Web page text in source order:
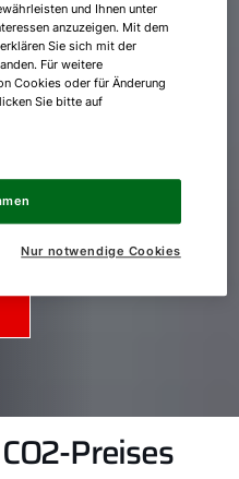
Stromverbrauch, die
weitere wichtige
Preises
und Ihnen unter
anzuzeigen. Mit dem
Sie sich mit der
Für weitere
Cookies oder für Änderung
Sie bitte auf
Nur notwendige Cookies